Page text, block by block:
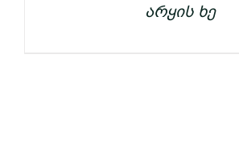
არყის ხე